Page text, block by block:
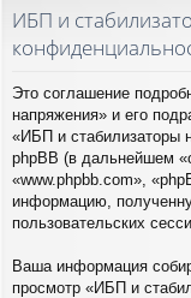
и ат
ИБП и
Это соглашение
напряжения» и его
«ИБП и стабилизаторы
phpBB (в дальнейшем
«www.phpbb.com»,
информацию,
пользовательских
Ваша информация
просмотр «ИБП и